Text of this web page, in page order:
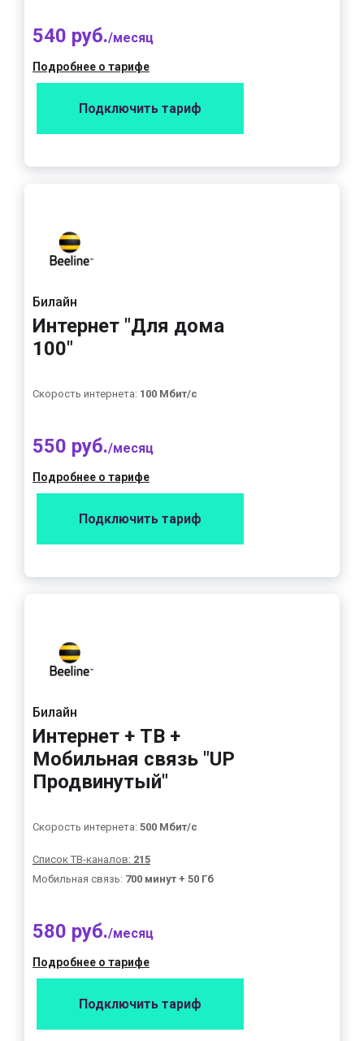
540 руб./месяц
Подробнее о тарифе
Подключить тариф
Билайн
Интернет "Для дома
100"
Скорость интернета: 100 Мбит/с
550 руб./месяц
Подробнее о тарифе
Подключить тариф
Билайн
Интернет + ТВ +
Мобильная связь "UP
Продвинутый"
Скорость интернета: 500 Мбит/с
Список ТВ-каналов: 215
Мобильная связь: 700 минут + 50 Гб
580 руб./месяц
Подробнее о тарифе
Подключить тариф